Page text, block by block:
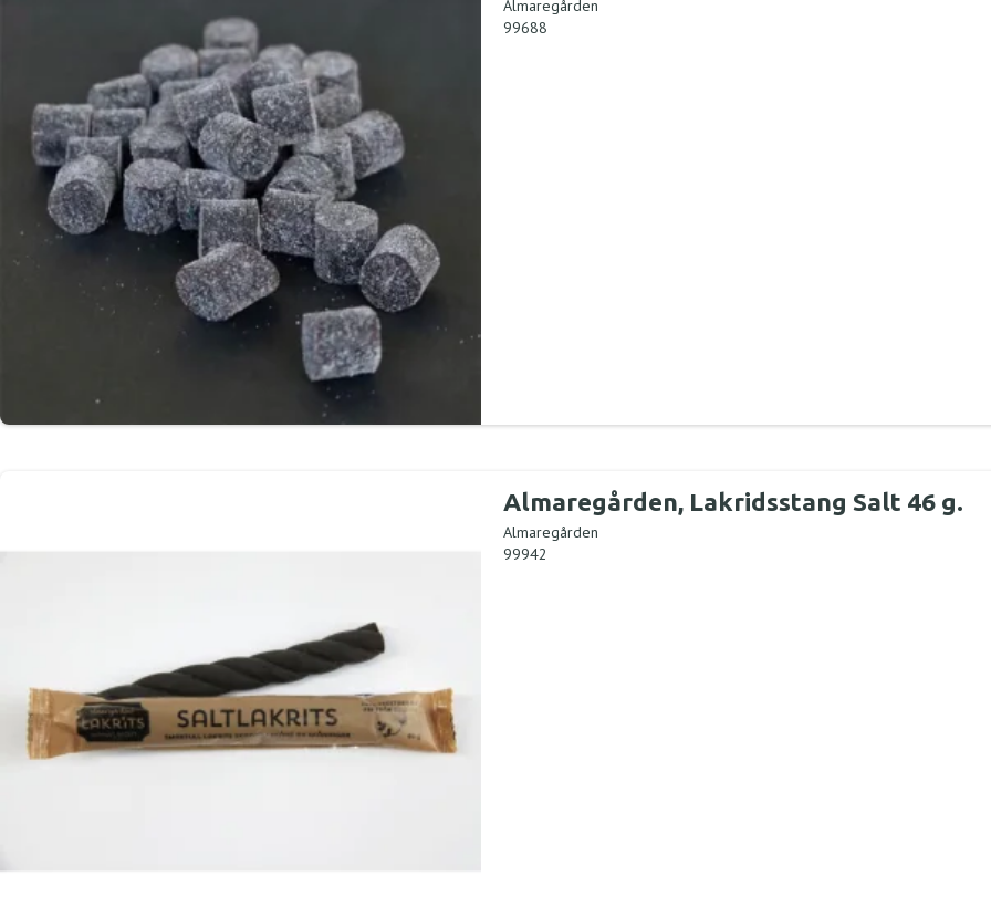
Almaregården
99688
Almaregården, Lakridsstang Salt 46 g.
Almaregården
99942